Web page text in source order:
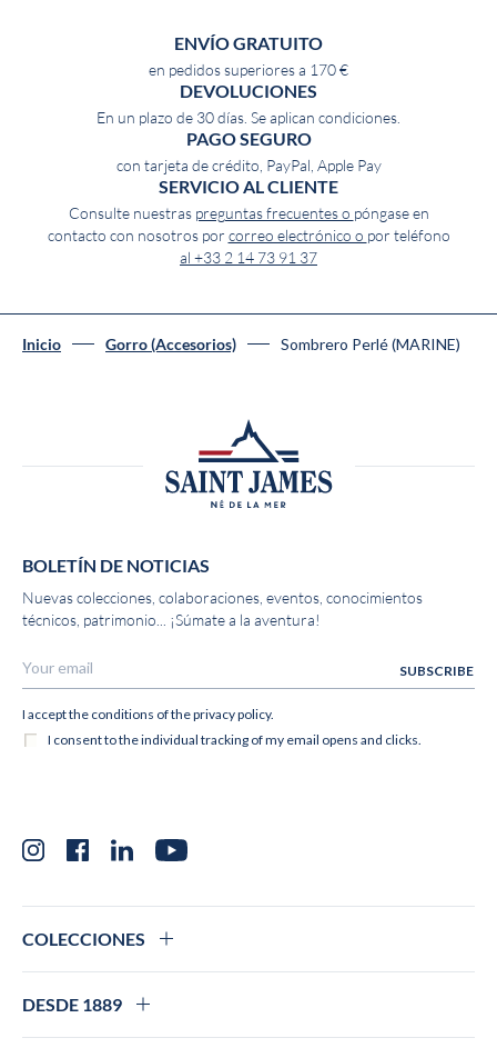
ENVÍO GRATUITO
en pedidos superiores a 170 €
DEVOLUCIONES
En un plazo de 30 días. Se aplican condiciones.
PAGO SEGURO
con tarjeta de crédito, PayPal, Apple Pay
SERVICIO AL CLIENTE
Consulte nuestras preguntas frecuentes o póngase en
contacto con nosotros por correo electrónico o por teléfono
al +33 2 14 73 91 37
Inicio Gorro (Accesorios) Sombrero Perlé (MARINE)
BOLETÍN DE NOTICIAS
Nuevas colecciones, colaboraciones, eventos, conocimientos
técnicos, patrimonio... ¡Súmate a la aventura!
InstagramFacebookLinkedInYouTube
COLECCIONES
DESDE 1889